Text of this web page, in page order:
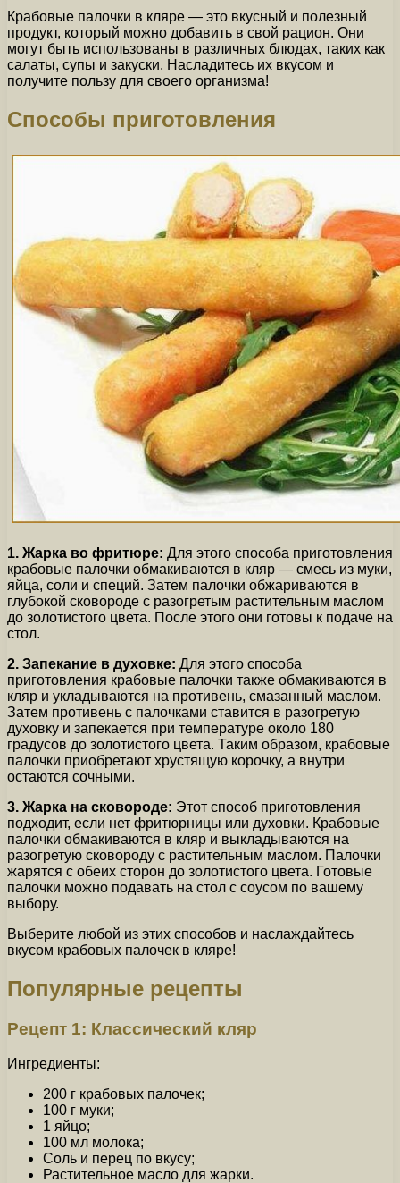
Крабовые палочки в кляре — это вкусный и полезный
продукт, который можно добавить в свой рацион. Они
могут быть использованы в различных блюдах, таких как
салаты, супы и закуски. Насладитесь их вкусом и
получите пользу для своего организма!
Способы приготовления
1. Жарка во фритюре: Для этого способа приготовления
крабовые палочки обмакиваются в кляр — смесь из муки,
яйца, соли и специй. Затем палочки обжариваются в
глубокой сковороде с разогретым растительным маслом
до золотистого цвета. После этого они готовы к подаче на
стол.
2. Запекание в духовке: Для этого способа
приготовления крабовые палочки также обмакиваются в
кляр и укладываются на противень, смазанный маслом.
Затем противень с палочками ставится в разогретую
духовку и запекается при температуре около 180
градусов до золотистого цвета. Таким образом, крабовые
палочки приобретают хрустящую корочку, а внутри
остаются сочными.
3. Жарка на сковороде: Этот способ приготовления
подходит, если нет фритюрницы или духовки. Крабовые
палочки обмакиваются в кляр и выкладываются на
разогретую сковороду с растительным маслом. Палочки
жарятся с обеих сторон до золотистого цвета. Готовые
палочки можно подавать на стол с соусом по вашему
выбору.
Выберите любой из этих способов и наслаждайтесь
вкусом крабовых палочек в кляре!
Популярные рецепты
Рецепт 1: Классический кляр
Ингредиенты:
200 г крабовых палочек;
100 г муки;
1 яйцо;
100 мл молока;
Соль и перец по вкусу;
Растительное масло для жарки.